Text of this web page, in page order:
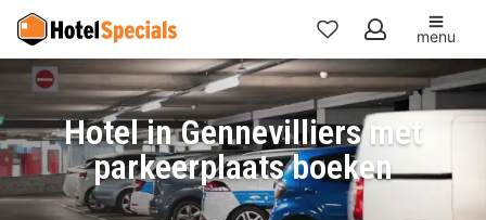
Mijn
favorieten
menu
Hotel in Gennevilliers met
parkeerplaats boeken